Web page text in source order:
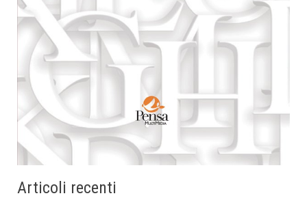
Articoli recenti